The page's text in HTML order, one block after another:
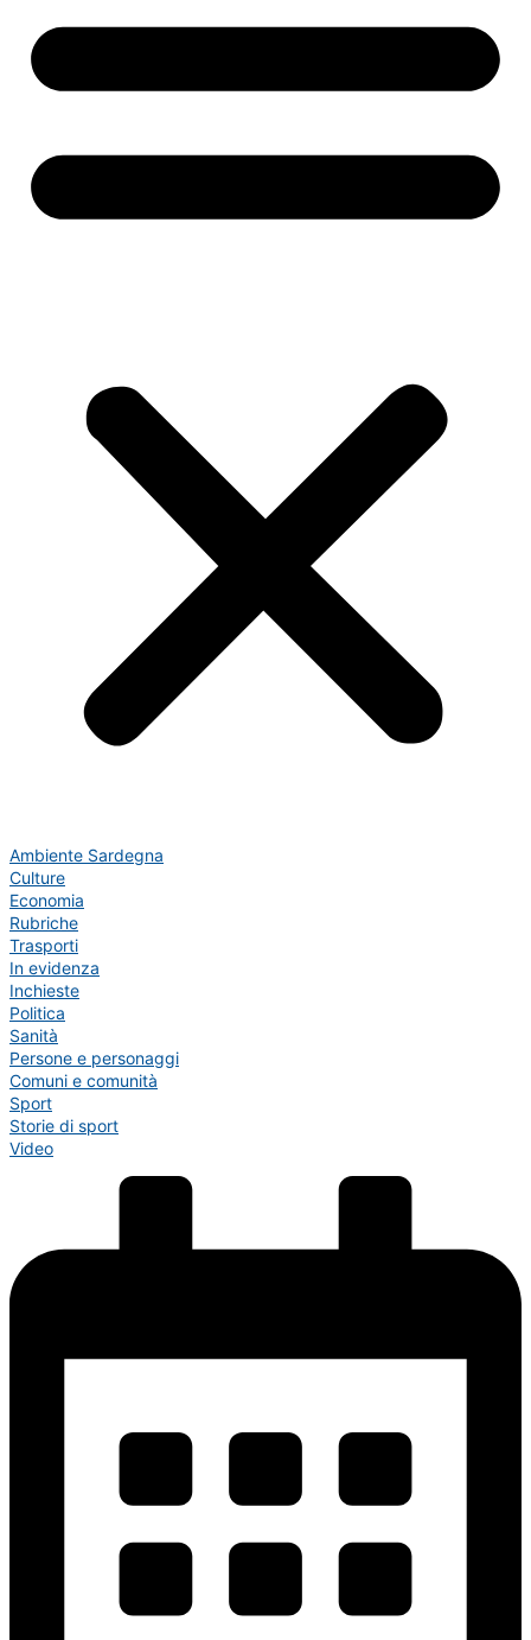
Ambiente Sardegna
Culture
Economia
Rubriche
Trasporti
In evidenza
Inchieste
Politica
Sanità
Persone e personaggi
Comuni e comunità
Sport
Storie di sport
Video